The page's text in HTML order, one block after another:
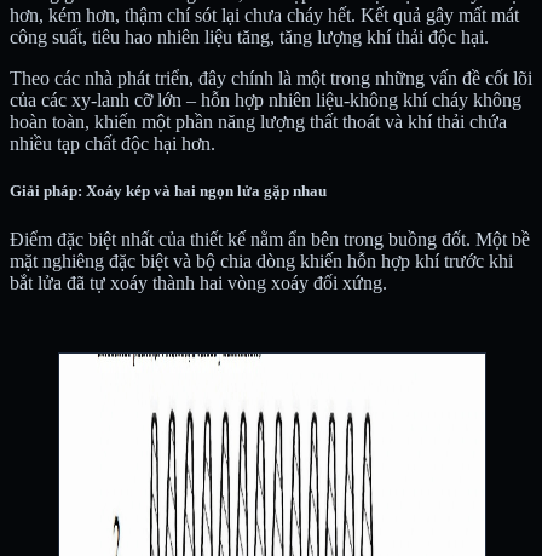
hơn, kém hơn, thậm chí sót lại chưa cháy hết. Kết quả gây mất mát
công suất, tiêu hao nhiên liệu tăng, tăng lượng khí thải độc hại.
Theo các nhà phát triển, đây chính là một trong những vấn đề cốt lõi
của các xy-lanh cỡ lớn – hỗn hợp nhiên liệu-không khí cháy không
hoàn toàn, khiến một phần năng lượng thất thoát và khí thải chứa
nhiều tạp chất độc hại hơn.
Giải pháp: Xoáy kép và hai ngọn lửa gặp nhau
Điểm đặc biệt nhất của thiết kế nằm ẩn bên trong buồng đốt. Một bề
mặt nghiêng đặc biệt và bộ chia dòng khiến hỗn hợp khí trước khi
bắt lửa đã tự xoáy thành hai vòng xoáy đối xứng.